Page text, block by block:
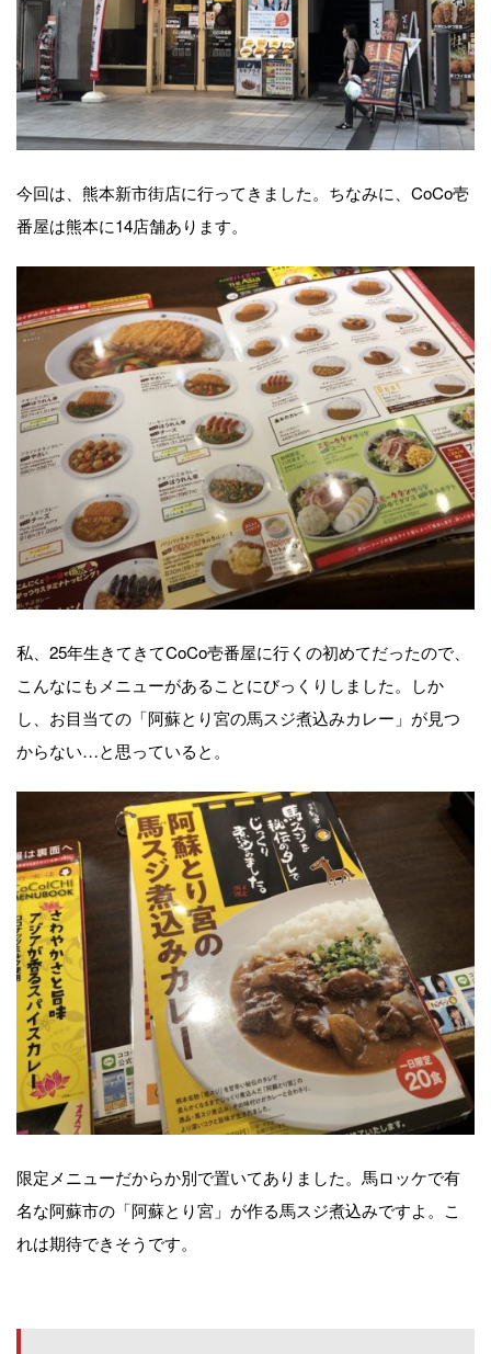
今回は、熊本新市街店に行ってきました。ちなみに、CoCo壱
番屋は熊本に14店舗あります。
私、25年生きてきてCoCo壱番屋に行くの初めてだったので、
こんなにもメニューがあることにびっくりしました。しか
し、お目当ての「阿蘇とり宮の馬スジ煮込みカレー」が見つ
からない…と思っていると。
限定メニューだからか別で置いてありました。馬ロッケで有
名な阿蘇市の「阿蘇とり宮」が作る馬スジ煮込みですよ。こ
れは期待できそうです。